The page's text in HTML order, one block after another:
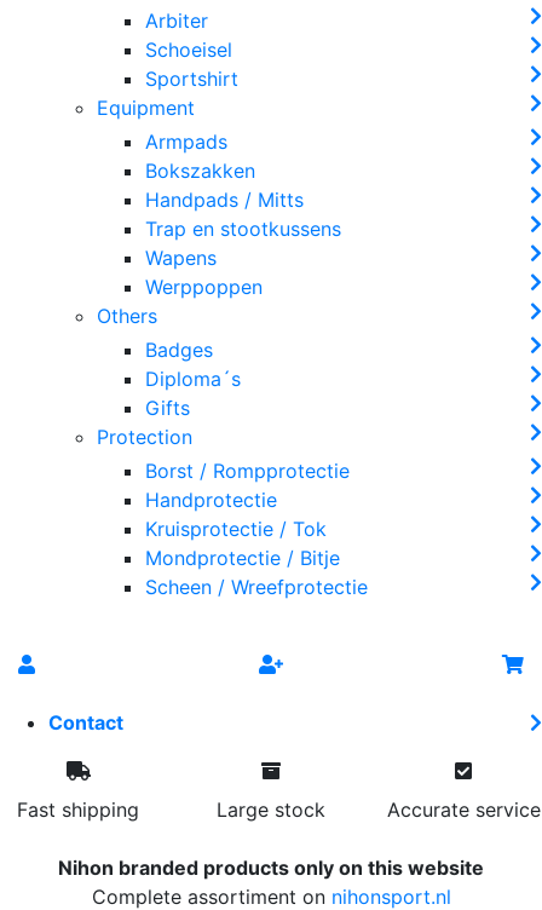
Arbiter
Schoeisel
Sportshirt
Equipment
Armpads
Bokszakken
Handpads / Mitts
Trap en stootkussens
Wapens
Werppoppen
Others
Badges
Diploma´s
Gifts
Protection
Borst / Rompprotectie
Handprotectie
Kruisprotectie / Tok
Mondprotectie / Bitje
Scheen / Wreefprotectie
Contact
Fast shipping Large stock Accurate service
Nihon branded products only on this website
Complete assortiment on nihonsport.nl